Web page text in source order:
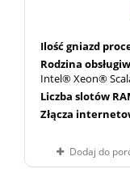
Ilość gniazd
Rodzina
Intel® Xeon®
Liczba slotów
Złącza
Dodaj do